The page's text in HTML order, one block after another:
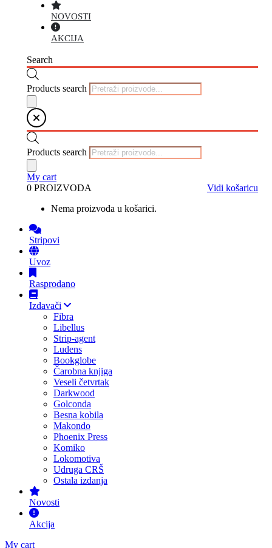
NOVOSTI
AKCIJA
Search
Products search
Products search
My cart
0 PROIZVODA
Vidi košaricu
Nema proizvoda u košarici.
Stripovi
Uvoz
Rasprodano
Izdavači
Fibra
Libellus
Strip-agent
Ludens
Bookglobe
Čarobna knjiga
Veseli četvrtak
Darkwood
Golconda
Besna kobila
Makondo
Phoenix Press
Komiko
Lokomotiva
Udruga CRŠ
Ostala izdanja
Novosti
Akcija
My cart